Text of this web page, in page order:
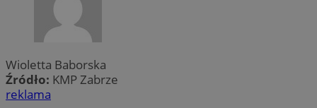
Wioletta Baborska
Źródło: KMP Zabrze
reklama